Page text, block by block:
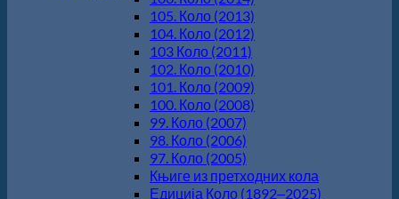
105. Коло (2013)
104. Коло (2012)
103 Коло (2011)
102. Коло (2010)
101. Коло (2009)
100. Коло (2008)
99. Коло (2007)
98. Коло (2006)
97. Коло (2005)
Књиге из претходних кола
Едиција Коло (1892‒2025)